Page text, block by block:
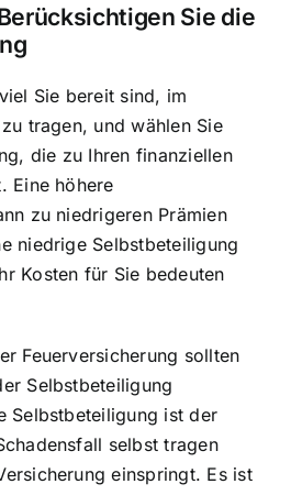
Sie die
Sie bereit sind, im
tragen, und wählen Sie
die zu Ihren finanziellen
Eine höhere
zu niedrigeren Prämien
niedrige Selbstbeteiligung
Kosten für Sie bedeuten
Feuerversicherung sollten
Selbstbeteiligung
Selbstbeteiligung ist der
selbst tragen
einspringt. Es ist